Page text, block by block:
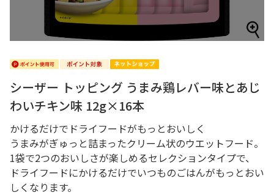
シーザー トッピング うまみ鶏レバー味とあじ
わいチキン味 12g×16本
かけるだけでドライフードがもっとおいしく
うまみがぎゅっと詰まったクリーム状のウエットフード。
1袋で2つのおいしさが楽しめるセレクションタイプで、
ドライフードにかけるだけでいつものごはんがもっとおい
しくなります。